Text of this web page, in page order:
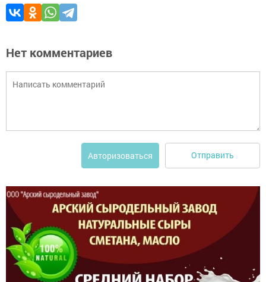
Нет комментариев
Авторизоваться Отправить